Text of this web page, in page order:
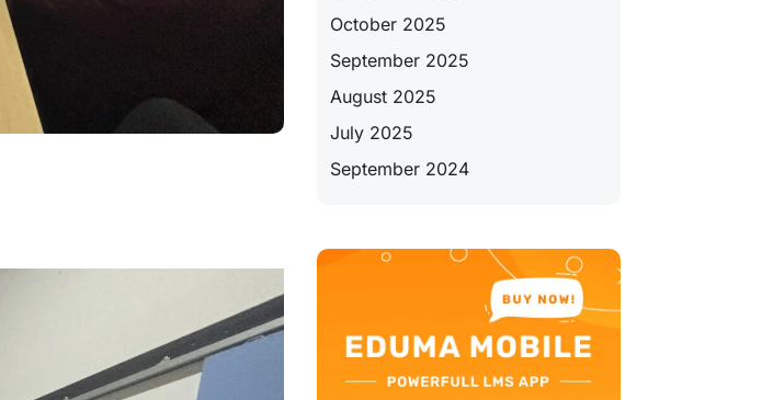
October 2025
September 2025
August 2025
July 2025
September 2024